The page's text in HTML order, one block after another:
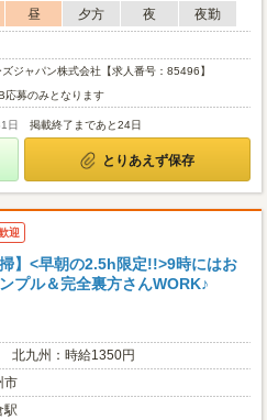
昼 夕方 夜
夜勤
ジャパン株式会社【求人番号：85496】
募のみとなります
日 掲載終了まであと24日
とりあえず保存
迎
掃】<早朝の2.5h限定!!>9時にはお
プル＆完全裏方さんWORK♪
北九州：時給1350円
市
駅